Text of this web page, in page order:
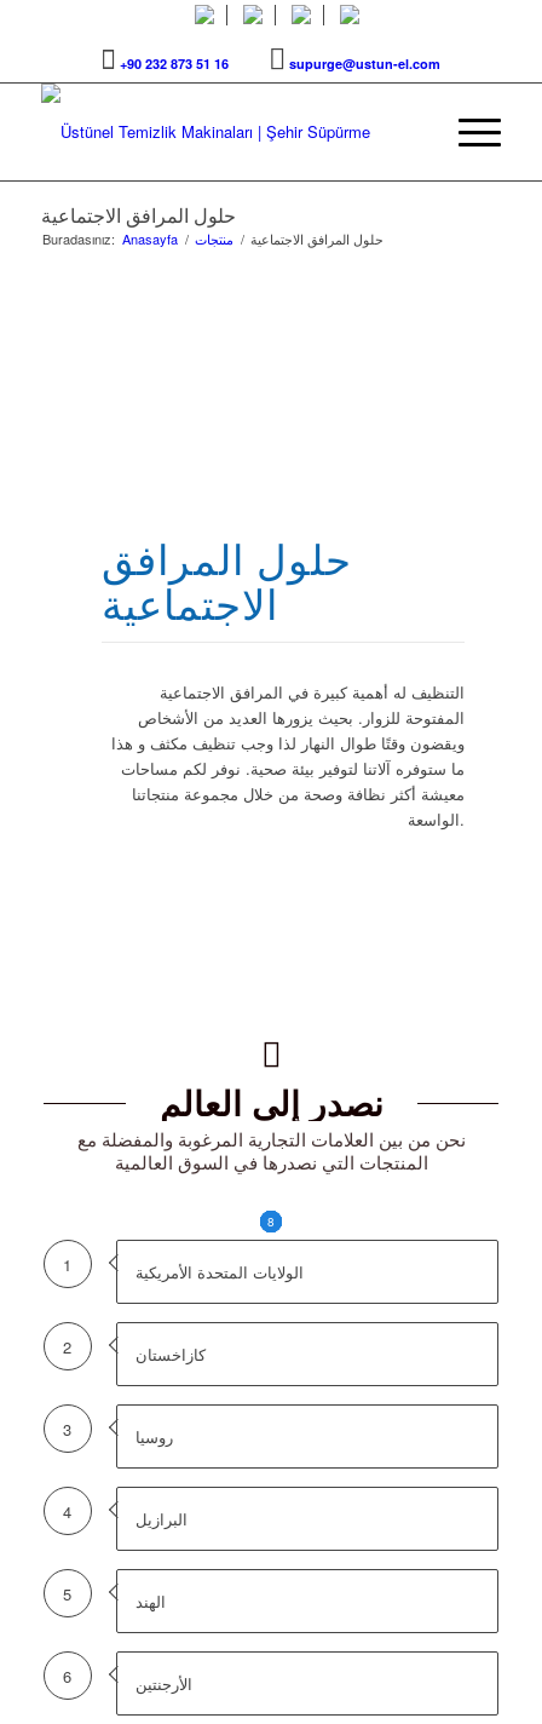
+90 232 873 51 16 supurge@ustun-el.com
حلول المرافق الاجتماعية
Buradasınız: Anasayfa / منتجات / حلول المرافق الاجتماعية
حلول المرافق
الاجتماعية
التنظيف له أهمية كبيرة في المرافق الاجتماعية
المفتوحة للزوار. بحيث يزورها العديد من الأشخاص
ويقضون وقتًا طوال النهار لذا وجب تنظيف مكثف و هذا
ما ستوفره آلاتنا لتوفير بيئة صحية. نوفر لكم مساحات
معيشة أكثر نظافة وصحة من خلال مجموعة منتجاتنا
الواسعة.
نصدر إلى العالم
نحن من بين العلامات التجارية المرغوبة والمفضلة مع
المنتجات التي نصدرها في السوق العالمية
1
2
3
4
5
6
7
8
1 الولايات المتحدة الأمريكية
2 كازاخستان
3 روسيا
4 البرازيل
5 الهند
6 الأرجنتين